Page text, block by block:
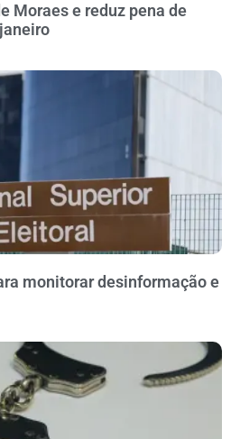
Moraes e reduz pena de
monitorar desinformação e